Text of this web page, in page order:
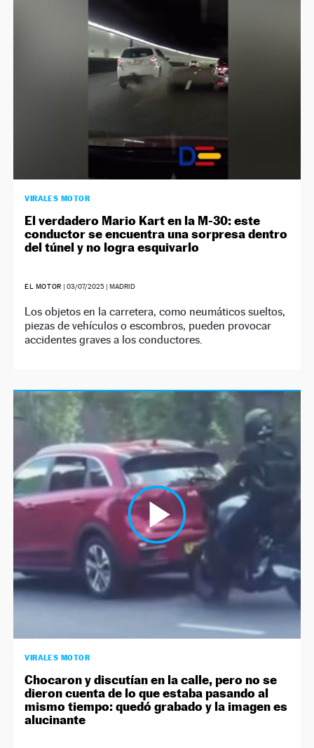
VIRALES MOTOR
El verdadero Mario Kart en la M-30: este
conductor se encuentra una sorpresa dentro
del túnel y no logra esquivarlo
EL MOTOR | 03/07/2025| MADRID
Los objetos en la carretera, como neumáticos sueltos,
piezas de vehículos o escombros, pueden provocar
accidentes graves a los conductores.
VIRALES MOTOR
Chocaron y discutían en la calle, pero no se
dieron cuenta de lo que estaba pasando al
mismo tiempo: quedó grabado y la imagen es
alucinante